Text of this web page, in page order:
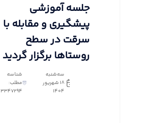
جلسه آموزشی
پیشگیری و مقابله با
سرقت در سطح
روستاها برگزار گردید
سه‌شنبه
18 شهریور
1404
شناسه
مطلب:
3347294